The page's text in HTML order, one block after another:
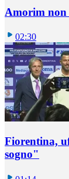
Amorim non
02:30
Fiorentina,
sogno"